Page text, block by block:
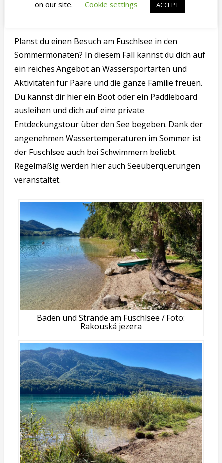
4. Wassersport und Entspannung
Planst du einen Besuch am Fuschlsee in den
Sommermonaten? In diesem Fall kannst du dich auf
ein reiches Angebot an Wassersportarten und
Aktivitäten für Paare und die ganze Familie freuen.
Du kannst dir hier ein Boot oder ein Paddleboard
ausleihen und dich auf eine private
Entdeckungstour über den See begeben. Dank der
angenehmen Wassertemperaturen im Sommer ist
der Fuschlsee auch bei Schwimmern beliebt.
Regelmäßig werden hier auch Seeüberquerungen
veranstaltet.
Baden und Strände am Fuschlsee / Foto:
Rakouská jezera